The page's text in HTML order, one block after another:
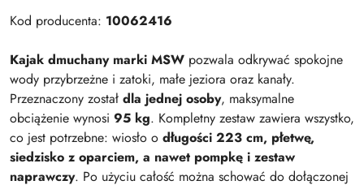
Kod producenta: 10062416
Kajak dmuchany marki MSW pozwala odkrywać spokojne
wody przybrzeżne i zatoki, małe jeziora oraz kanały.
Przeznaczony został dla jednej osoby, maksymalne
obciążenie wynosi 95 kg. Kompletny zestaw zawiera wszystko,
co jest potrzebne: wiosło o długości 223 cm, płetwę,
siedzisko z oparciem, a nawet pompkę i zestaw
naprawczy. Po użyciu całość można schować do dołączonej